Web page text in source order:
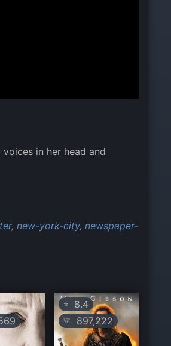
in her head and
new-york-city, newspaper-
⭐ 8.4
💛 897,222